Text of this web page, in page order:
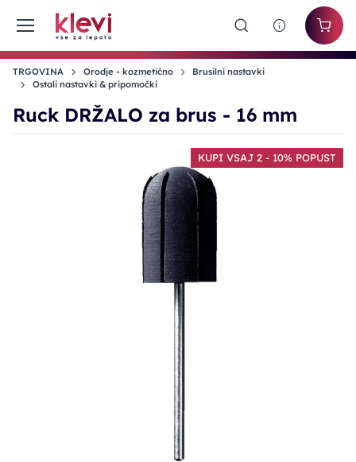
TRGOVINA Orodje - kozmetično
Brusilni nastavki
Ostali nastavki & pripomočki
Ruck DRŽALO za brus - 16 mm
KUPI VSAJ 2 - 10% POPUST